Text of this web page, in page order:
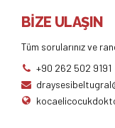
BİZE ULAŞIN
Tüm sorularınız ve
+90 262 502 9191